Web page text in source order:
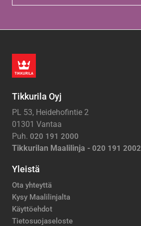
Tikkurila Oyj
PL 53, Heidehofintie 2
01301 Vantaa
Puh. 020 191 2000
Tikkurilan Maalilinja - 020 191 2002
Yleistä
Ota yhteyttä
Kysy Maalilinjalta
Käyttöehdot
Tietosuojaseloste